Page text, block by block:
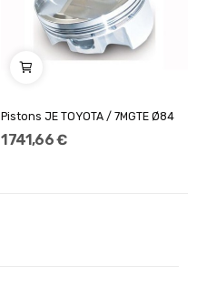
Pistons JE TOYOTA / 7MGTE Ø84
1 741,66 €